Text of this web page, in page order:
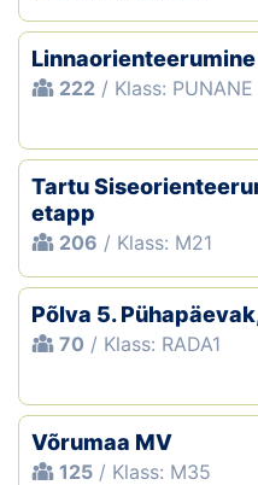
Linnaorienteerumine
222 / Klass: PUNANE
Tartu
etapp
206 / Klass: M21
Põlva 5.
70 / Klass: RADA1
Võrumaa MV
125 / Klass: M35